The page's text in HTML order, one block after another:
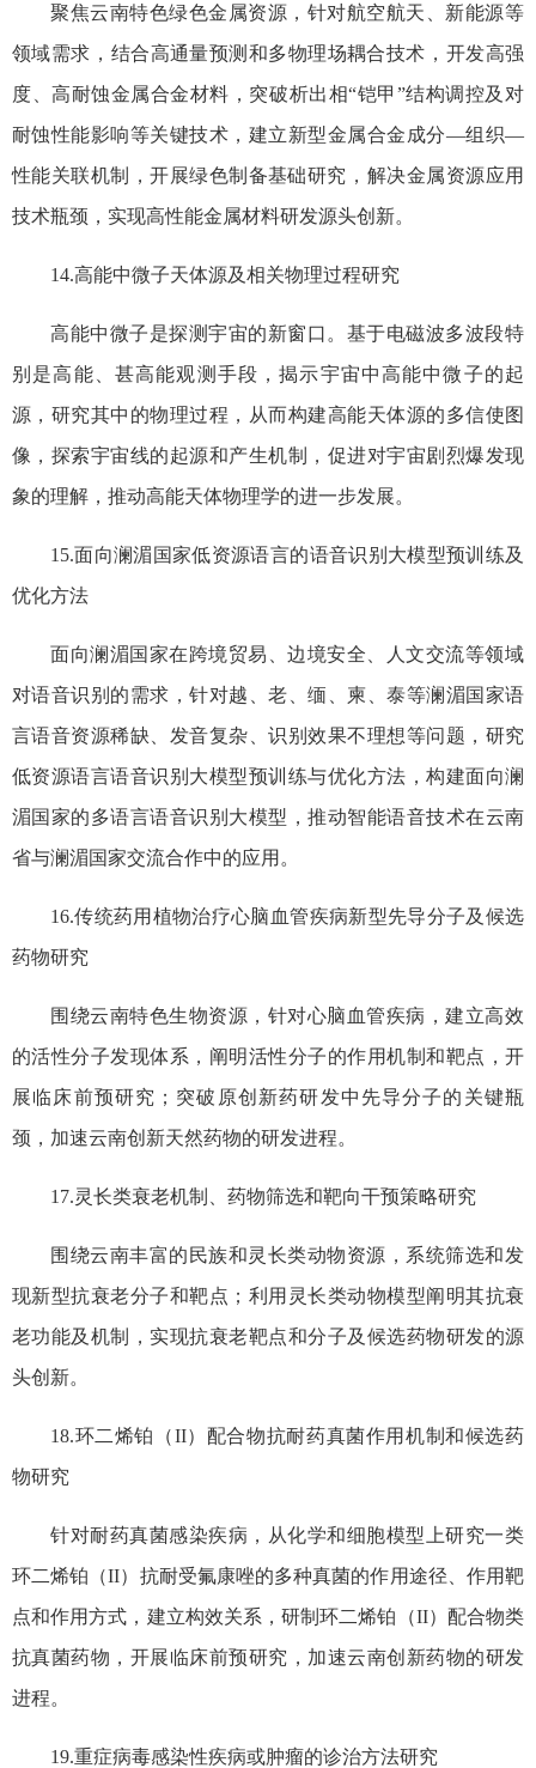
聚焦云南特色绿色金属资源，针对航空航天、新能源等
领域需求‌，结合高通量预测和多物理场耦合技术‌，开发高强
度、高耐蚀金属合金材料，突破析出相“铠甲”结构调控及对
耐蚀性能影响等关键技术，建立新型金属合金成分—组织—
性能关联机制，开展绿色制备基础研究‌，解决金属资源应用
技术瓶颈‌，实现高性能金属材料研发源头创新‌。
14.高能中微子天体源及相关物理过程研究
高能中微子是探测宇宙的新窗口。基于电磁波多波段特
别是高能、甚高能观测手段，揭示宇宙中高能中微子的起
源，研究其中的物理过程，从而构建高能天体源的多信使图
像，探索宇宙线的起源和产生机制，促进对宇宙剧烈爆发现
象的理解，推动高能天体物理学的进一步发展。
15.面向澜湄国家低资源语言的语音识别大模型预训练及
优化方法
面向澜湄国家在跨境贸易、边境安全、人文交流等领域
对语音识别的需求，针对越、老、缅、柬、泰等澜湄国家语
言语音资源稀缺、发音复杂、识别效果不理想等问题，研究
低资源语言语音识别大模型预训练与优化方法，构建面向澜
湄国家的多语言语音识别大模型，推动智能语音技术在云南
省与澜湄国家交流合作中的应用。
16.传统药用植物治疗心脑血管疾病新型先导分子及候选
药物研究
围绕云南特色生物资源，针对心脑血管疾病，建立高效
的活性分子发现体系，阐明活性分子的作用机制和靶点，开
展临床前预研究；突破原创新药研发中先导分子的关键瓶
颈，加速云南创新天然药物的研发进程。
17.灵长类衰老机制、药物筛选和靶向干预策略研究
围绕云南丰富的民族和灵长类动物资源，系统筛选和发
现新型抗衰老分子和靶点；利用灵长类动物模型阐明其抗衰
老功能及机制，实现抗衰老靶点和分子及候选药物研发的源
头创新。
18.环二烯铂（II）配合物抗耐药真菌作用机制和候选药
物研究
针对耐药真菌感染疾病，从化学和细胞模型上研究一类
环二烯铂（II）抗耐受氟康唑的多种真菌的作用途径、作用靶
点和作用方式，建立构效关系，研制环二烯铂（II）配合物类
抗真菌药物，开展临床前预研究，加速云南创新药物的研发
进程。
19.重症病毒感染性疾病或肿瘤的诊治方法研究